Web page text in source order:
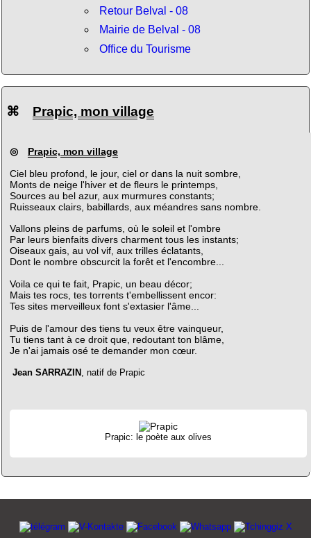
Retour Belval - 08
Mairie de Belval - 08
Office du Tourisme
⌘ Prapic, mon village
◎ Prapic, mon village
Ciel bleu profond, le jour, ciel or dans la nuit sombre,
Monts de neige l'hiver et de fleurs le printemps,
Sources au bel azur, aux murmures constants;
Ruisseaux clairs, babillards, aux méandres sans nombre.
Vallons pleins de parfums, où le soleil et l'ombre
Par leurs bienfaits divers charment tous les instants;
Oiseaux gais, au vol vif, aux trilles éclatants,
Dont le nombre obscurcit la forêt et l'encombre...
Voila ce qui te fait, Prapic, un beau décor;
Mais tes rocs, tes torrents t'embellissent encor:
Tes sites merveilleux font s'extasier l'âme...
Puis de l'amour des tiens tu veux être vainqueur,
Tu tiens tant à ce droit que, redoutant ton blâme,
Je n'ai jamais osé te demander mon cœur.
Jean SARRAZIN , natif de Prapic
Prapic: le poète aux olives